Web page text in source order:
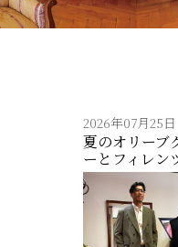
2026年07月25日
夏のオリーブ
ーとフィレン